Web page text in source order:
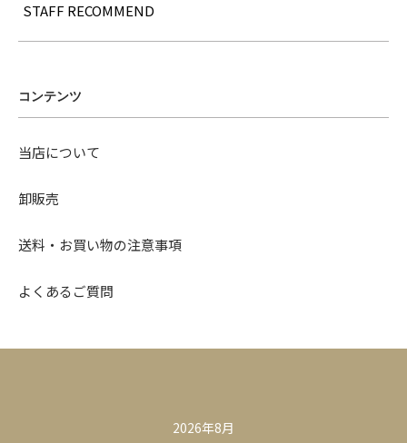
STAFF RECOMMEND
コンテンツ
当店について
卸販売
送料・お買い物の注意事項
よくあるご質問
2026年8月